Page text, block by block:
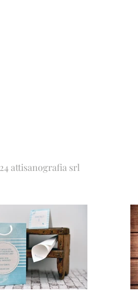
attisanografia srl